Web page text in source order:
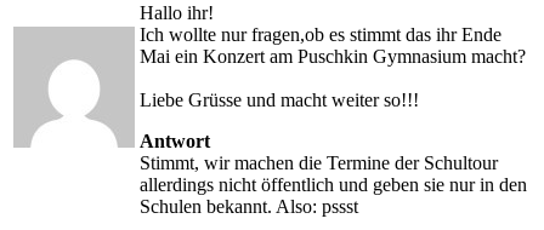
Hallo ihr!
Ich wollte nur fragen,ob es stimmt das ihr Ende
Mai ein Konzert am Puschkin Gymnasium macht?
Liebe Grüsse und macht weiter so!!!
Antwort
Stimmt, wir machen die Termine der Schultour
allerdings nicht öffentlich und geben sie nur in den
Schulen bekannt. Also: pssst